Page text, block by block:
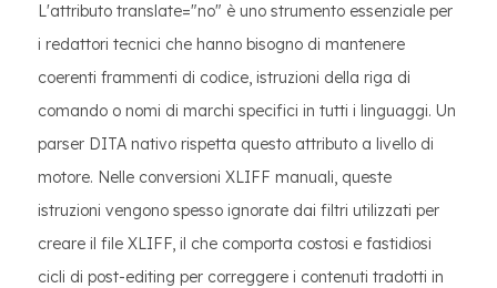
L'attributo translate="no" è uno strumento essenziale per
i redattori tecnici che hanno bisogno di mantenere
coerenti frammenti di codice, istruzioni della riga di
comando o nomi di marchi specifici in tutti i linguaggi. Un
parser DITA nativo rispetta questo attributo a livello di
motore. Nelle conversioni XLIFF manuali, queste
istruzioni vengono spesso ignorate dai filtri utilizzati per
creare il file XLIFF, il che comporta costosi e fastidiosi
cicli di post-editing per correggere i contenuti tradotti in